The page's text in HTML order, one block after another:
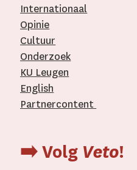
Internationaal­
Opinie
Cultuur
Onderzoek
KU Leugen
English
Partnercontent
➡️ Volg Veto!